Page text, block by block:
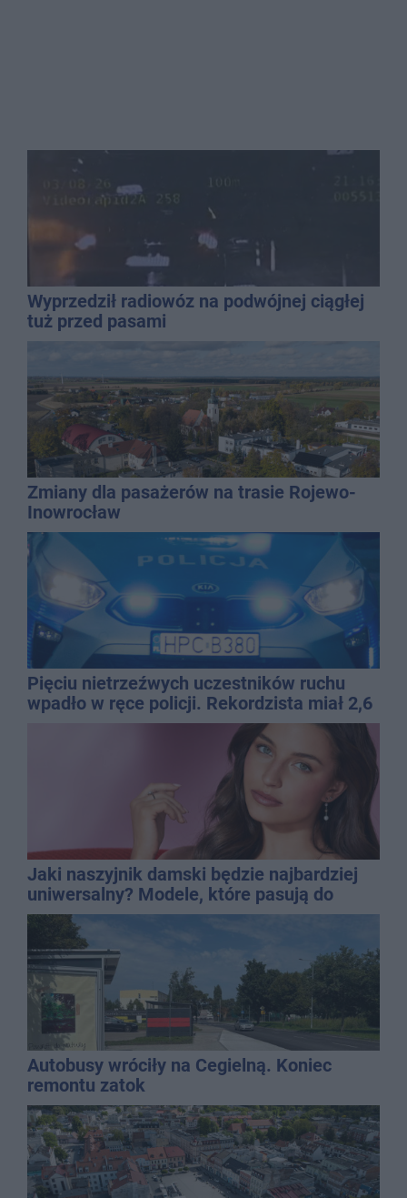
Wyprzedził radiowóz na podwójnej ciągłej
tuż przed pasami
Zmiany dla pasażerów na trasie Rojewo-
Inowrocław
Pięciu nietrzeźwych uczestników ruchu
wpadło w ręce policji. Rekordzista miał 2,6
Jaki naszyjnik damski będzie najbardziej
uniwersalny? Modele, które pasują do
wielu stylizacji
Autobusy wróciły na Cegielną. Koniec
remontu zatok